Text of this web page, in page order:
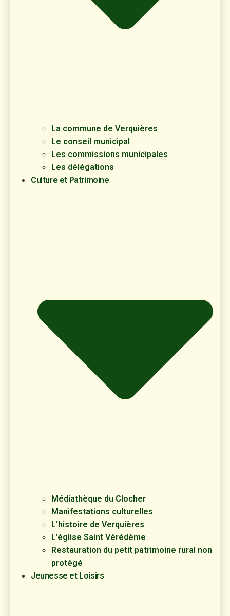
La commune de Verquières
Le conseil municipal
Les commissions municipales
Les délégations
Culture et Patrimoine
Médiathèque du Clocher
Manifestations culturelles
L’histoire de Verquières
L’église Saint Vérédème
Restauration du petit patrimoine rural non
protégé
Jeunesse et Loisirs